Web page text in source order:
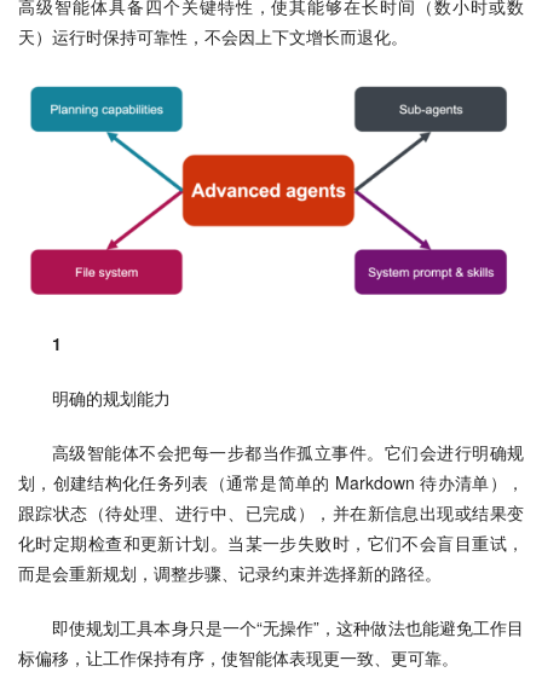
高级智能体具备四个关键特性，使其能够在长时间（数小时或数
天）运行时保持可靠性，不会因上下文增长而退化。
1
明确的规划能力
高级智能体不会把每一步都当作孤立事件。它们会进行明确规
划，创建结构化任务列表（通常是简单的 Markdown 待办清单），
跟踪状态（待处理、进行中、已完成），并在新信息出现或结果变
化时定期检查和更新计划。当某一步失败时，它们不会盲目重试，
而是会重新规划，调整步骤、记录约束并选择新的路径。
即使规划工具本身只是一个“无操作”，这种做法也能避免工作目
标偏移，让工作保持有序，使智能体表现更一致、更可靠。